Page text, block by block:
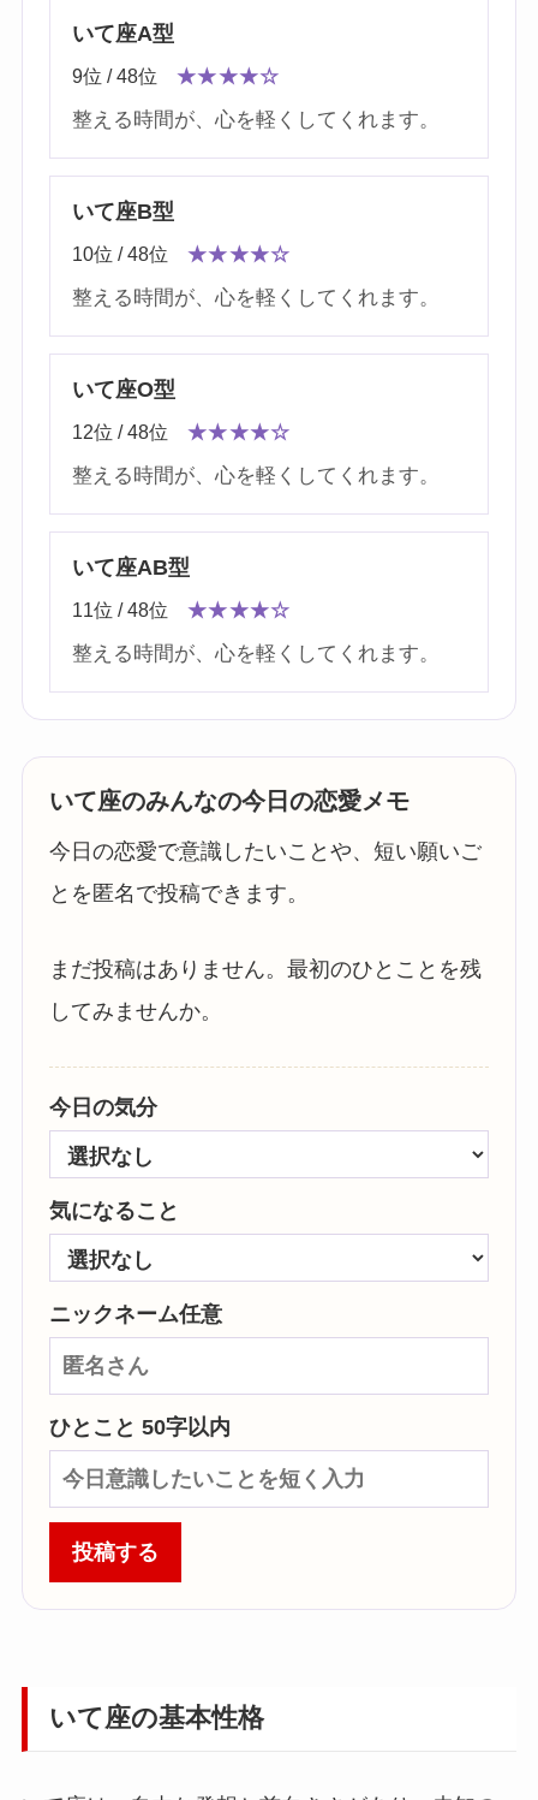
いて座A型
9位 / 48位 ★★★★☆
整える時間が、心を軽くしてくれます。
いて座B型
10位 / 48位 ★★★★☆
整える時間が、心を軽くしてくれます。
いて座O型
12位 / 48位 ★★★★☆
整える時間が、心を軽くしてくれます。
いて座AB型
11位 / 48位 ★★★★☆
整える時間が、心を軽くしてくれます。
いて座のみんなの今日の恋愛メモ
今日の恋愛で意識したいことや、短い願いご
とを匿名で投稿できます。
まだ投稿はありません。最初のひとことを残
してみませんか。
今日の気分
気になること
ニックネーム任意
ひとこと 50字以内
投稿する
いて座の基本性格